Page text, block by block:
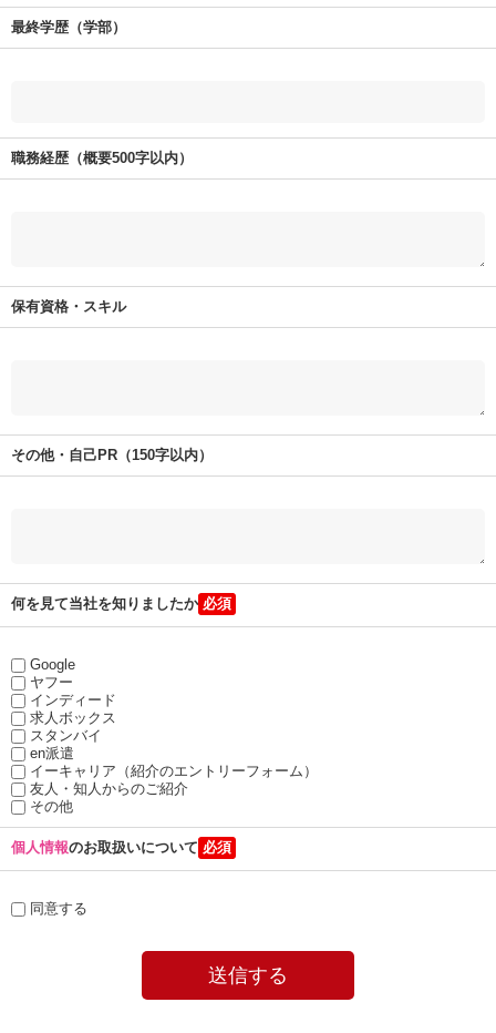
最終学歴（学部）
職務経歴（概要500字以内）
保有資格・スキル
その他・自己PR（150字以内）
何を見て当社を知りましたか
Google
ヤフー
インディード
求人ボックス
スタンバイ
en派遣
イーキャリア（紹介のエントリーフォーム）
友人・知人からのご紹介
その他
個人情報のお取扱いについて
同意する